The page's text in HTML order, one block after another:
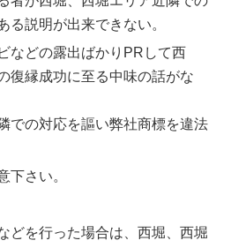
る説明が出来できない。
などの露出ばかりPRして西
復縁成功に至る中味の話がな
での対応を謳い弊社商標を違法
下さい。
どを行った場合は、西堀、西堀